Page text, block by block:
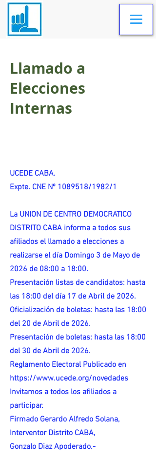
Llamado a
Elecciones
Internas
UCEDE CABA.
Expte. CNE Nº 1089518/1982/1
La UNION DE CENTRO DEMOCRATICO
DISTRITO CABA informa a todos sus
afiliados el llamado a elecciones a
realizarse el día Domingo 3 de Mayo de
2026 de 08:00 a 18:00.
Presentación listas de candidatos: hasta
las 18:00 del día 17 de Abril de 2026.
Oficialización de boletas: hasta las 18:00
del 20 de Abril de 2026.
Presentación de boletas: hasta las 18:00
del 30 de Abril de 2026.
Reglamento Electoral Publicado en
https://www.ucede.org/novedades
Invitamos a todos los afiliados a
participar.
Firmado Gerardo Alfredo Solana,
Interventor Distrito CABA,
Gonzalo Diaz Apoderado.-